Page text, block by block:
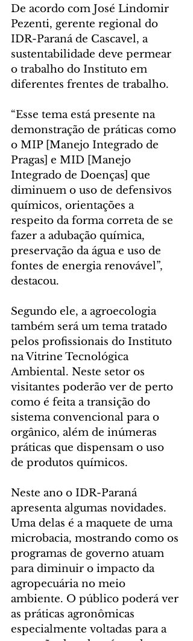
De acordo com José Lindomir
Pezenti, gerente regional do
IDR-Paraná de Cascavel, a
sustentabilidade deve permear
o trabalho do Instituto em
diferentes frentes de trabalho.
“Esse tema está presente na
demonstração de práticas como
o MIP [Manejo Integrado de
Pragas] e MID [Manejo
Integrado de Doenças] que
diminuem o uso de defensivos
químicos, orientações a
respeito da forma correta de se
fazer a adubação química,
preservação da água e uso de
fontes de energia renovável”,
destacou.
Segundo ele, a agroecologia
também será um tema tratado
pelos profissionais do Instituto
na Vitrine Tecnológica
Ambiental. Neste setor os
visitantes poderão ver de perto
como é feita a transição do
sistema convencional para o
orgânico, além de inúmeras
práticas que dispensam o uso
de produtos químicos.
Neste ano o IDR-Paraná
apresenta algumas novidades.
Uma delas é a maquete de uma
microbacia, mostrando como os
programas de governo atuam
para diminuir o impacto da
agropecuária no meio
ambiente. O público poderá ver
as práticas agronômicas
especialmente voltadas para a